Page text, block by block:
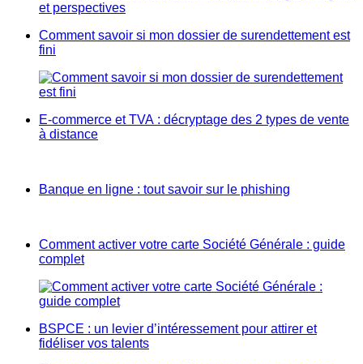
Comment savoir si mon dossier de surendettement est
fini
E-commerce et TVA : décryptage des 2 types de vente
à distance
Banque en ligne : tout savoir sur le phishing
Comment activer votre carte Société Générale : guide
complet
BSPCE : un levier d’intéressement pour attirer et
fidéliser vos talents